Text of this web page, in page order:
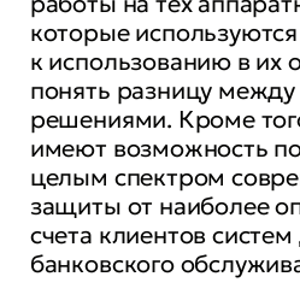
которые
к использованию в их
понять разницу
решениями. Кроме
имеют возможность
целым спектром
защиты от наиболее
счета клиентов
банковского